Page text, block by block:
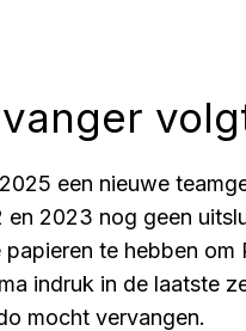
een nieuwe
2023 nog geen
papieren te hebben om
indruk in de laatste
mocht vervangen.